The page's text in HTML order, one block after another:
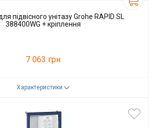
підвісного унітазу Grohe RAPID SL
388400WG + кріплення
7 063 грн
Характеристики